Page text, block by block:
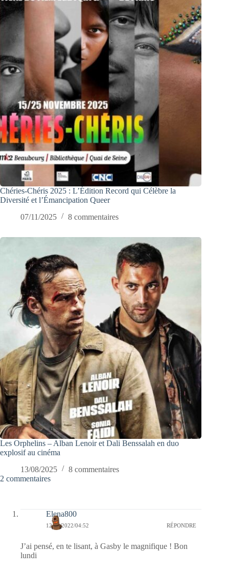
Chéries-Chéris 2025 : L’Édition Record qui Célèbre la
Diversité et l’Émancipation Queer
07/11/2025
8 commentaires
Les Orphelins – Alban Lenoir et Dali Benssalah en duo
explosif au cinéma
13/08/2025
8 commentaires
2 commentaires
Elena800
12/09/2022/04:52 RÉPONDRE
J’ai pensé, en te lisant, à Gasby le magnifique ! Bon
lundi